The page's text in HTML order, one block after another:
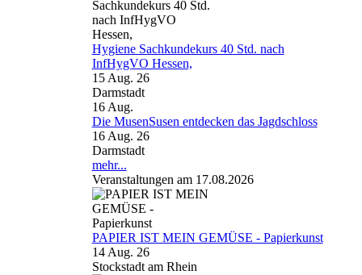
Hygiene Sachkundekurs 40 Std. nach
InfHygVO Hessen,
15 Aug. 26
Darmstadt
16 Aug.
Die MusenSusen entdecken das Jagdschloss
16 Aug. 26
Darmstadt
mehr...
Veranstaltungen am 17.08.2026
PAPIER IST MEIN GEMÜSE - Papierkunst
14 Aug. 26
Stockstadt am Rhein